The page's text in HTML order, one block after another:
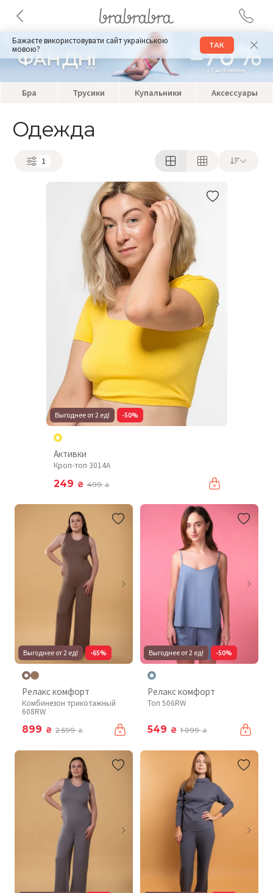
Бажаєте використовувати сайт українською
мовою?
ТАК
Бра Трусики Купальники Аксессуары
Одежда
1
Выгоднее от 2 ед! -50%
Активки
Кроп-топ 3014A
249 ₴ 499₴
Выгоднее от 2 ед! -65%
Релакс комфорт
Комбинезон трикотажный
608RW
899 ₴ 2 599₴
Выгоднее от 2 ед! -50%
Релакс комфорт
Топ 506RW
549 ₴ 1 099₴